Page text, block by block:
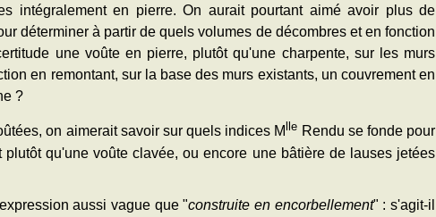
intégralement en pierre. On aurait pourtant aimé avoir plus de
déterminer à partir de quels volumes de décombres et en fonction
une voûte en pierre, plutôt qu'une charpente, sur les murs
en remontant, sur la base des murs existants, un couvrement en
?
on aimerait savoir sur quels indices M lle Rendu se fonde pour
qu'une voûte clavée, ou encore une bâtière de lauses jetées
aussi vague que "construite en encorbellement" : s'agit-il